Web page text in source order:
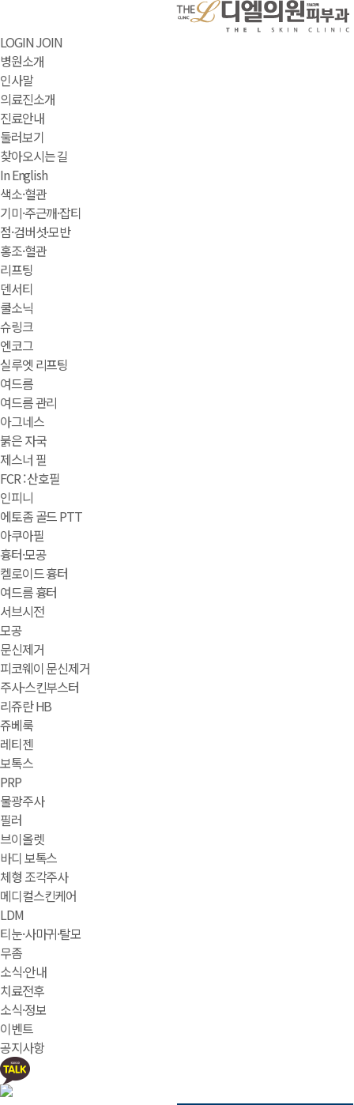
LOGINJOIN
병원소개
인사말
의료진소개
진료안내
둘러보기
찾아오시는 길
In English
색소·혈관
기미·주근깨·잡티
점·검버섯·모반
홍조·혈관
리프팅
덴서티
쿨소닉
슈링크
엔코그
실루엣 리프팅
여드름
여드름 관리
아그네스
붉은 자국
제스너 필
FCR : 산호필
인피니
에토좀 골드 PTT
아쿠아필
흉터·모공
켈로이드 흉터
여드름 흉터
서브시전
모공
문신제거
피코웨이 문신제거
주사·스킨부스터
리쥬란 HB
쥬베룩
레티젠
보톡스
PRP
물광주사
필러
브이올렛
바디 보톡스
체형 조각주사
메디컬스킨케어
LDM
티눈·사마귀·탈모
무좀
소식·안내
치료전후
소식·정보
이벤트
공지사항